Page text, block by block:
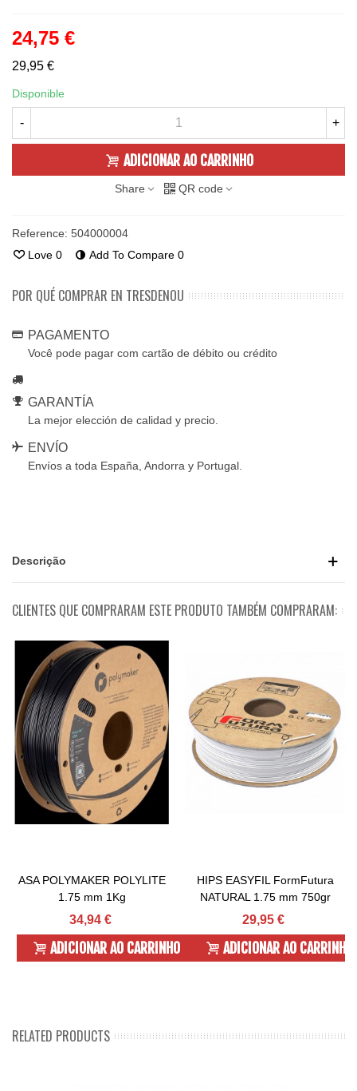
24,75 €
29,95 €
Disponible
- +
ADICIONAR AO CARRINHO
Share QR code
Reference: 504000004
Love 0 Add To Compare 0
POR QUÉ COMPRAR EN TRESDENOU
PAGAMENTO
Você pode pagar com cartão de débito ou crédito
GARANTÍA
La mejor elección de calidad y precio.
ENVÍO
Envíos a toda España, Andorra y Portugal.
Descrição
CLIENTES QUE COMPRARAM ESTE PRODUTO TAMBÉM COMPRARAM:
ASA POLYMAKER POLYLITE
1.75 mm 1Kg
34,94 €
ADICIONAR AO CARRINHO
HIPS EASYFIL FormFutura
NATURAL 1.75 mm 750gr
29,95 €
ADICIONAR AO CARRINHO
RELATED PRODUCTS